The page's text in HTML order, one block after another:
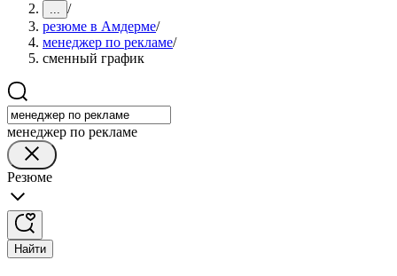
... /
резюме в Амдерме/
менеджер по рекламе/
сменный график
менеджер по рекламе
Резюме
Найти